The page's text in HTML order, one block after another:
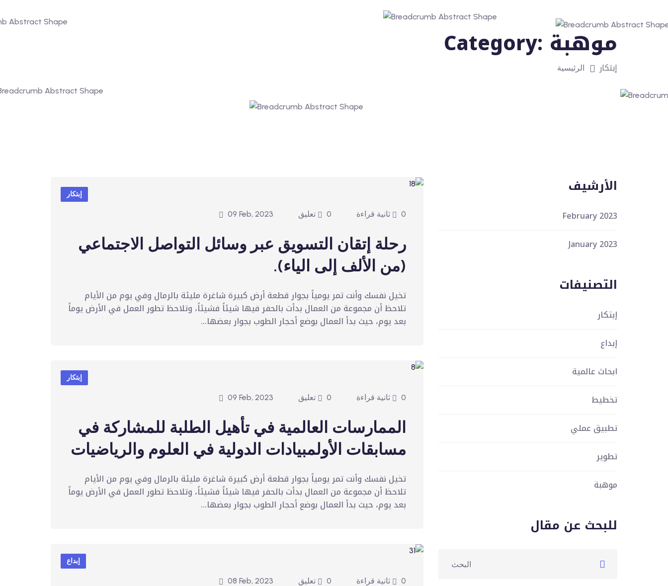
Category: موهبة
الرئيسية إبتكار
إبتكار
0 ثانية قراءة 0 تعليق 09 Feb, 2023
رحلة إتقان التسويق عبر وسائل التواصل الاجتماعي
(من الألف إلى الياء).
تخيل نفسك وأنت تمر يومياً بجوار قطعة أرض كبيرة شاغرة مليئة بالرمال وفي يوم من الأيام
تلاحظ أن مجموعة من العمال بدأت بالحفر فيها شيئاً فشيئاً، وتلاحظ تطور العمل في الأرض يوماً
بعد يوم، حيث بدأ العمال بوضع أحجار الطوب بجوار بعضها...
إبتكار
0 ثانية قراءة 0 تعليق 09 Feb, 2023
الممارسات العالمية في تأهيل الطلبة للمشاركة في
مسابقات الأولمبيادات الدولية في العلوم والرياضيات
تخيل نفسك وأنت تمر يومياً بجوار قطعة أرض كبيرة شاغرة مليئة بالرمال وفي يوم من الأيام
تلاحظ أن مجموعة من العمال بدأت بالحفر فيها شيئاً فشيئاً، وتلاحظ تطور العمل في الأرض يوماً
بعد يوم، حيث بدأ العمال بوضع أحجار الطوب بجوار بعضها...
إبداع
0 ثانية قراءة 0 تعليق 08 Feb, 2023
الأرشيف
February 2023
January 2023
التصنيفات
إبتكار
إبداع
ابحاث عالمية
تخطيط
تطبيق عملي
تطوير
موهبة
للبحث عن مقال